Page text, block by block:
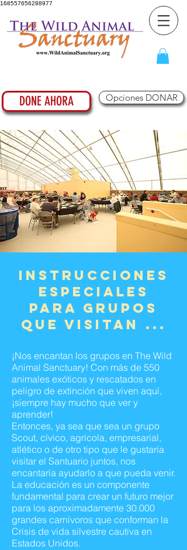
168557656288977
DONE AHORA Opciones DONAR
Instrucciones
especiales
para grupos
que visitan ...
¡Nos encantan los grupos en The Wild
Animal Sanctuary! Con más de 550
animales exóticos y rescatados en
peligro de extinción que viven aquí,
¡siempre hay mucho que ver y
aprender!
Entonces, ya sea que sea un grupo
Scout, cívico, agrícola, empresarial,
atlético o de otro tipo que le gustaría
visitar el Santuario juntos, nos
encantaría ayudarlo a que pueda venir.
La educación es un componente
fundamental para crear un futuro mejor
para los aproximadamente 30.000
grandes carnívoros que conforman la
Crisis de vida silvestre cautiva en
Estados Unidos.